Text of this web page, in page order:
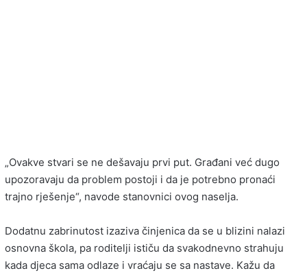
„Ovakve stvari se ne dešavaju prvi put. Građani već dugo
upozoravaju da problem postoji i da je potrebno pronaći
trajno rješenje“, navode stanovnici ovog naselja.
Dodatnu zabrinutost izaziva činjenica da se u blizini nalazi
osnovna škola, pa roditelji ističu da svakodnevno strahuju
kada djeca sama odlaze i vraćaju se sa nastave. Kažu da